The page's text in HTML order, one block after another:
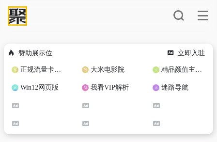
赞助展示位 立即入驻
正规流量卡免费加盟合作 大米电影院 精品颜值主播定制
Win12网页版 我看VIP解析 迷路导航